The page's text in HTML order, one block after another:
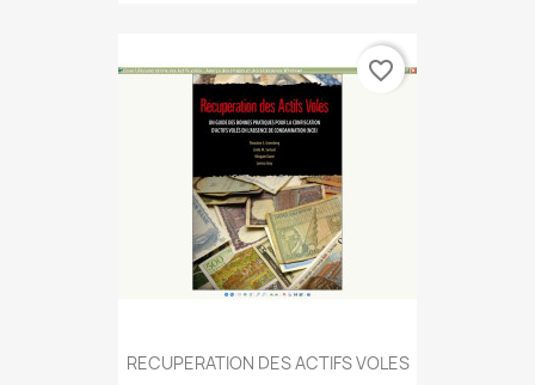
RECUPERATION DES ACTIFS VOLES
favorite_border